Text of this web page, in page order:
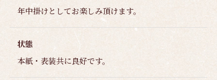
年中掛けとしてお楽しみ頂けます。
状態
本紙・表装共に良好です。